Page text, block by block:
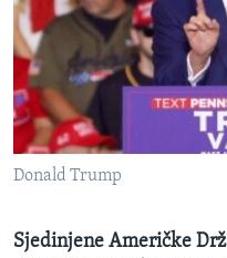
MAGAZIN
O GLASU AMERIKE
Learning English
PRATITE NAS
Donald Trump
Sjedinjene Američke